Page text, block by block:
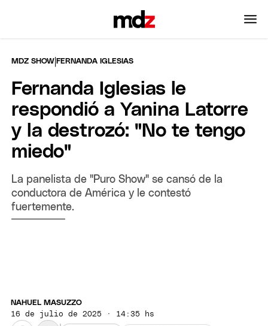
MDZ SHOW |FERNANDA IGLESIAS
Fernanda Iglesias le
respondió a Yanina Latorre
y la destrozó: "No te tengo
miedo"
La panelista de "Puro Show" se cansó de la
conductora de América y le contestó
fuertemente.
NAHUEL MASUZZO
16 de julio de 2025 · 14:35 hs